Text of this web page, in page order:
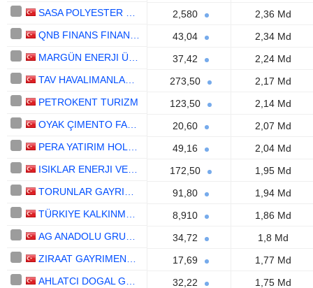
2,580
2,36 Md
43,04
2,34 Md
37,42
2,24 Md
273,50
2,17 Md
PETROKENT TURIZM
123,50
2,14 Md
20,60
2,07 Md
49,16
2,04 Md
172,50
1,95 Md
91,80
1,94 Md
8,910
1,86 Md
34,72
1,8 Md
17,69
1,77 Md
32,22
1,75 Md